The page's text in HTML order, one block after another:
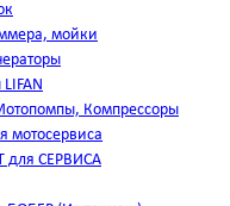
мойки
Компрессоры
мотосервиса
для СЕРВИСА